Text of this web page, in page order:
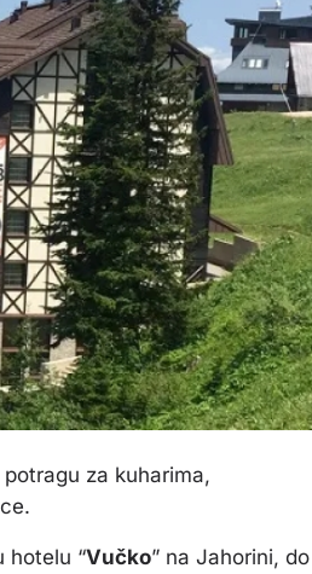
za kuharima,
hotelu “Vučko” na Jahorini, do